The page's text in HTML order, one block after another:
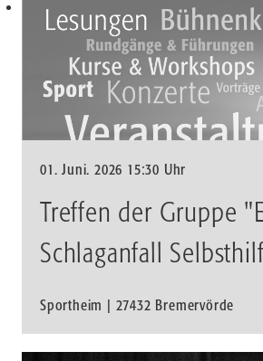
01. Juni. 2026 15:30 Uhr
Treffen der Gruppe
Schlaganfall
Sportheim | 27432 Bremervörde